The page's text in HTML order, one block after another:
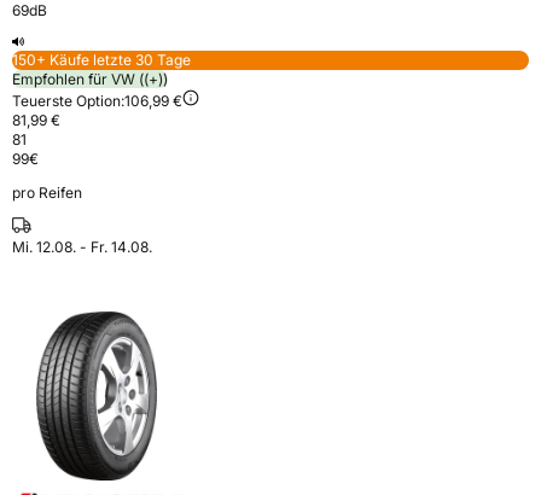
69dB
150+ Käufe letzte 30 Tage
Empfohlen für VW ((+))
Teuerste Option:106,99 €
81,99 €
81
99€
pro Reifen
Mi. 12.08. - Fr. 14.08.